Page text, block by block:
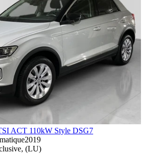
ACT 110kW Style DSG7
2019
(LU)